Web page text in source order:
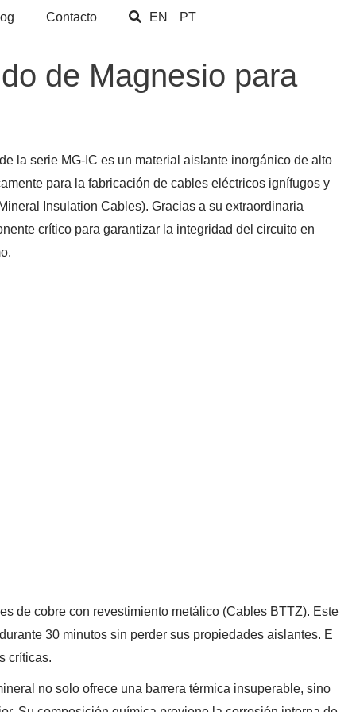
Contacto EN PT
de Magnesio para
la serie MG-IC es un material aislante inorgánico de alto
para la fabricación de cables eléctricos ignífugos y
Insulation Cables). Gracias a su extraordinaria
crítico para garantizar la integridad del circuito en
de cobre con revestimiento metálico (Cables BTTZ). Este
30 minutos sin perder sus propiedades aislantes. E
críticas.
no solo ofrece una barrera térmica insuperable, sino